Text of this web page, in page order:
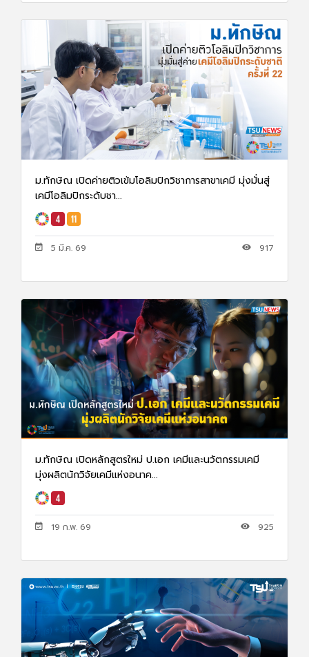
ม.ทักษิณ เปิดค่ายติวเข้มโอลิมปิกวิชาการสาขาเคมี มุ่งมั่นสู่
เคมีโอลิมปิกระดับชา...
5 มี.ค. 69 917
ม.ทักษิณ เปิดหลักสูตรใหม่ ป.เอก เคมีและนวัตกรรมเคมี
มุ่งผลิตนักวิจัยเคมีแห่งอนาค...
19 ก.พ. 69 925